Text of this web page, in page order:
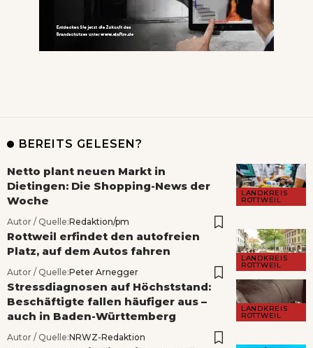
BEREITS GELESEN?
LANDKREIS
ROTTWEIL
Netto plant neuen Markt in
Dietingen: Die Shopping-News der
Woche
Autor / Quelle:Redaktion/pm
LANDKREIS
ROTTWEIL
Rottweil erfindet den autofreien
Platz, auf dem Autos fahren
Autor / Quelle:Peter Arnegger
LANDKREIS
ROTTWEIL
Stressdiagnosen auf Höchststand:
Beschäftigte fallen häufiger aus –
auch in Baden-Württemberg
Autor / Quelle:NRWZ-Redaktion